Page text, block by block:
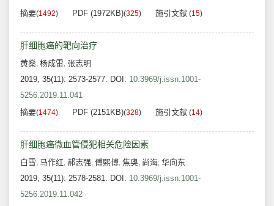
摘要(1492) PDF (1972KB)(325) 施引文献 (15)
肝细胞癌的靶向治疗
黄燊, 杨成雷, 张志明
2019, 35(11): 2573-2577. DOI: 10.3969/j.issn.1001-
5256.2019.11.041
摘要(1474) PDF (2151KB)(328) 施引文献 (14)
肝细胞癌微血管侵犯相关危险因素
白雪, 马作红, 郝志强, 傅熙博, 焦奥, 尚海, 华向东
2019, 35(11): 2578-2581. DOI: 10.3969/j.issn.1001-
5256.2019.11.042